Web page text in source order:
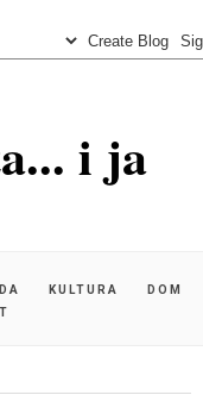
i ja
KULTURA
DOM